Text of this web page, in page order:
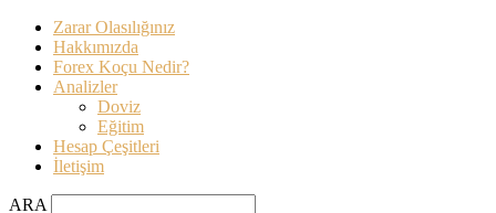
Zarar Olasılığınız
Hakkımızda
Forex Koçu Nedir?
Analizler
Doviz
Eğitim
Hesap Çeşitleri
İletişim
ARA